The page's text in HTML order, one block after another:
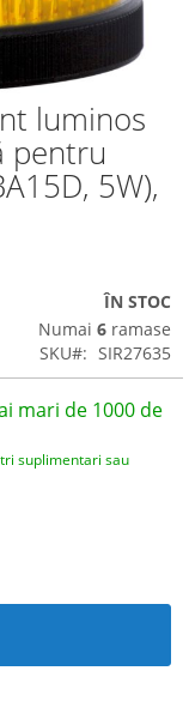
luminos
pentru
5W),
ÎN STOC
Numai 6 ramase
SKU
SIR27635
mari de 1000 de
suplimentari sau